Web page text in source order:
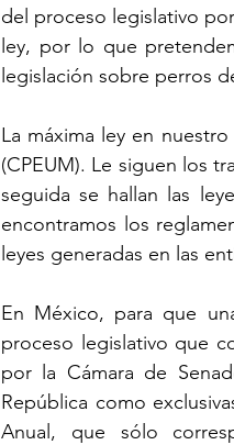
del proceso legislativo
ley, por lo que
legislación sobre perros
La máxima ley en
(CPEUM). Le siguen los
seguida se hallan las
encontramos los
leyes generadas en las
En México, para que
proceso legislativo que
por la Cámara de
República como
Anual, que sólo